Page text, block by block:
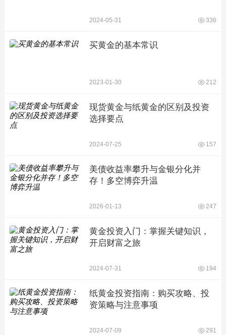
2024-05-31 336
买黄金的基本常识
2023-01-30 212
现货黄金与纸黄金的区别及投资
选择要点
2024-07-25 157
美债收益率攀升与金银分化并
存！多空博弈升温
2026-01-13 247
黄金投资入门：掌握关键知识，
开启财富之旅
2024-07-31 194
纸黄金投资指南：购买攻略、投
资策略与注意事项
2024-07-09 291